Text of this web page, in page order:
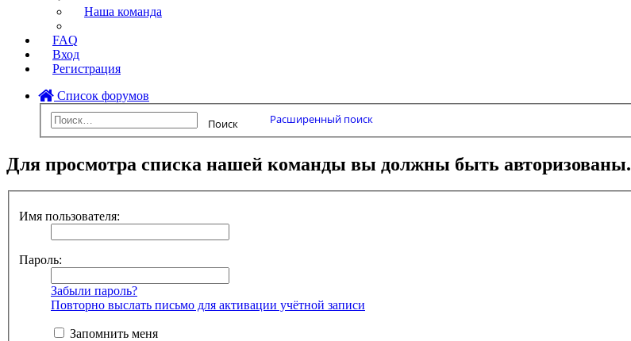
Наша команда
FAQ
Вход
Регистрация
Список форумов
Поиск Расширенный поиск
Для просмотра списка нашей команды вы должны быть авторизованы.
Имя пользователя:
Пароль:
Забыли пароль?
Повторно выслать письмо для активации учётной записи
Запомнить меня